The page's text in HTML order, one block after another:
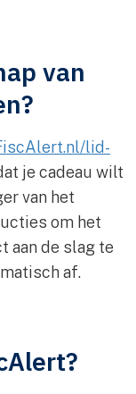
van
lid-
je cadeau wilt
van het
om het
aan de slag te
af.